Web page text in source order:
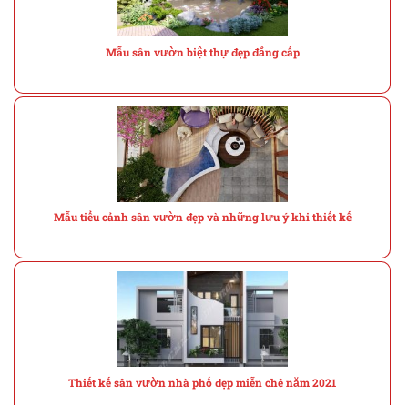
Mẫu sân vườn biệt thự đẹp đẳng cấp
Mẫu tiểu cảnh sân vườn đẹp và những lưu ý khi thiết kế
Thiết kế sân vườn nhà phố đẹp miễn chê năm 2021